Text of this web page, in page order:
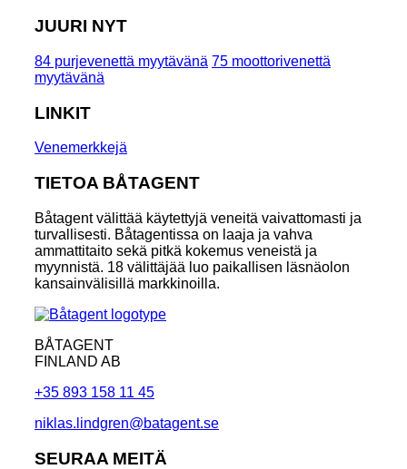
JUURI NYT
84 purjevenettä myytävänä 75 moottorivenettä
myytävänä
LINKIT
Venemerkkejä
TIETOA BÅTAGENT
Båtagent välittää käytettyjä veneitä vaivattomasti ja
turvallisesti. Båtagentissa on laaja ja vahva
ammattitaito sekä pitkä kokemus veneistä ja
myynnistä. 18 välittäjää luo paikallisen läsnäolon
kansainvälisillä markkinoilla.
BÅTAGENT
FINLAND AB
+35 893 158 11 45
niklas.lindgren@batagent.se
SEURAA MEITÄ